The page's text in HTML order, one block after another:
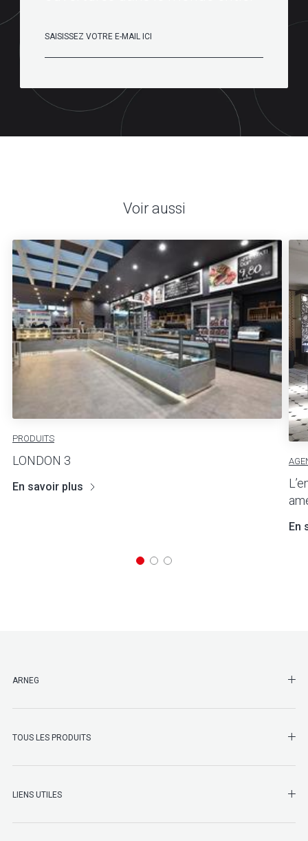
Voir aussi
PRODUITS
LONDON 3
En savoir plus
En
ARNEG
TOUS LES PRODUITS
LIENS UTILES